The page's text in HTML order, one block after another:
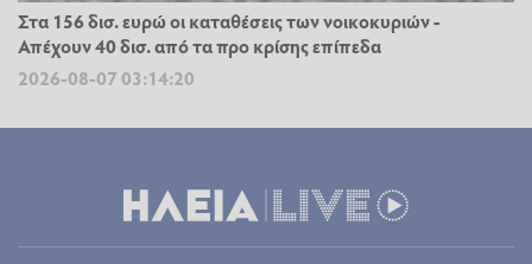
Στα 156 δισ. ευρώ οι καταθέσεις των νοικοκυριών -
Απέχουν 40 δισ. από τα προ κρίσης επίπεδα
2026-08-07 03:14:20